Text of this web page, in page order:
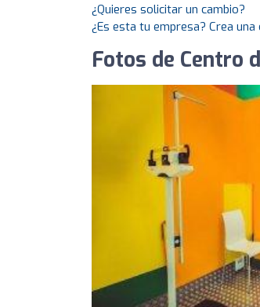
¿Quieres solicitar un cambio?
¿Es esta tu empresa? Crea
Fotos de Centro